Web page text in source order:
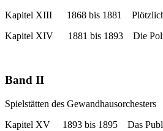
Kapitel XIII 1868 bis 1881 Plötzlich
Kapitel XIV 1881 bis 1893 Die
Band II
Spielstätten des Gewandhausorchesters
Kapitel XV 1893 bis 1895 Das